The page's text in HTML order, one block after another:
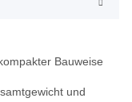
Bauweise
und